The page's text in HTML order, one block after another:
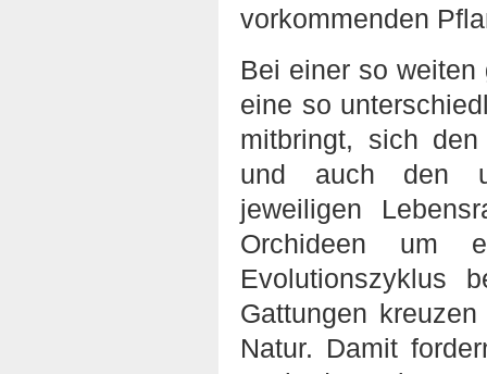
vorkommenden
Bei einer so
eine so
mitbringt, sich
und auch den
jeweiligen
Orchideen um
Evolutionszyklus
Gattungen
Natur. Damit